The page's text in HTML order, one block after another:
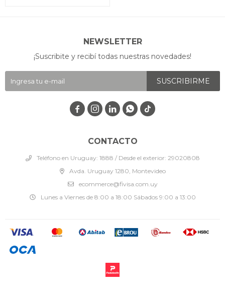
CONTACTO
Teléfono en Uruguay: 1888 / Desde el exterior: 29020808
Avda. Uruguay 1280, Montevideo
ecommerce@fivisa.com.uy
Lunes a Viernes de 8:00 a 18:00 Sábados 9:00 a 13:00
NEWSLETTER
¡Suscribite y recibí todas nuestras novedades!
SUSCRIBIRME
   